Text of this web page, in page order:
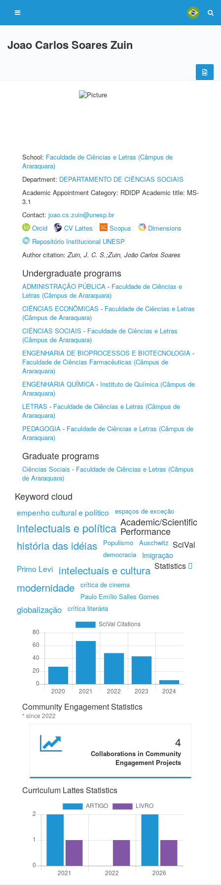
Joao Carlos Soares Zuin
School: Faculdade de Ciências e Letras (Câmpus de
Araraquara)
Department: DEPARTAMENTO DE CIÊNCIAS SOCIAIS
Academic Appointment Category: RDIDP Academic title: MS-
3.1
Contact: joao.cs.zuin@unesp.br
Orcid
CV Lattes Scopus
Dimensions
Repositório Institucional UNESP
Author citation:Zuin, J. C. S.;Zuin, João Carlos Soares
Undergraduate programs
ADMINISTRAÇÃO PÚBLICA - Faculdade de Ciências e
Letras (Câmpus de Araraquara)
CIÊNCIAS ECONÔMICAS - Faculdade de Ciências e Letras
(Câmpus de Araraquara)
CIÊNCIAS SOCIAIS - Faculdade de Ciências e Letras
(Câmpus de Araraquara)
ENGENHARIA DE BIOPROCESSOS E BIOTECNOLOGIA -
Faculdade de Ciências Farmacêuticas (Câmpus de
Araraquara)
ENGENHARIA QUÍMICA - Instituto de Química (Câmpus de
Araraquara)
LETRAS - Faculdade de Ciências e Letras (Câmpus de
Araraquara)
PEDAGOGIA - Faculdade de Ciências e Letras (Câmpus de
Araraquara)
Graduate programs
Ciências Sociais - Faculdade de Ciências e Letras (Câmpus
de Araraquara)
Keyword cloud
empenho cultural e político espaços de exceção
intelectuais e política
história das idéias Populismo
Auschwitz
democracia
Imigração
Primo Levi intelectuais e cultura
modernidade
crítica de cinema
Paulo Emílio Salles Gomes
globalização crítica literária
Academic/Scientific
Performance
SciVal
Statistics
Community Engagement Statistics
* since 2022
4
Collaborations in Community
Engagement Projects
Curriculum Lattes Statistics